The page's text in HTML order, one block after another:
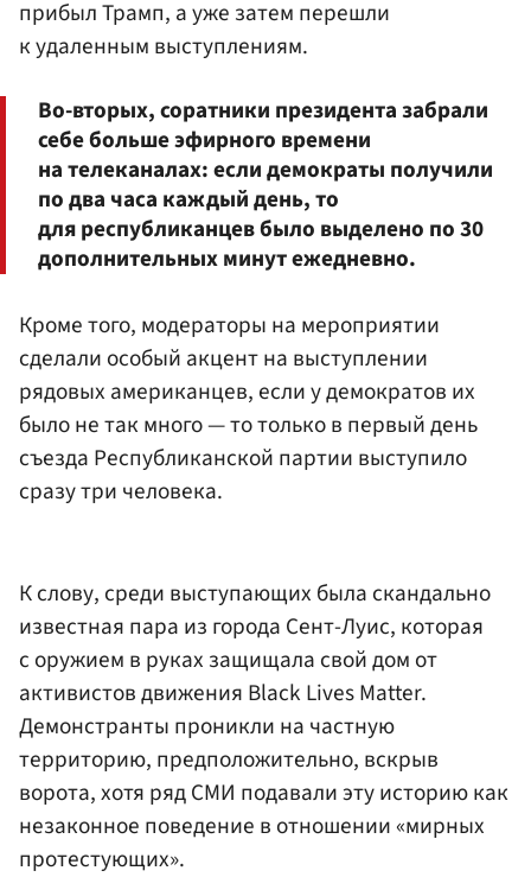
прибыл Трамп, а уже затем перешли
к удаленным выступлениям.
Во-вторых, соратники президента забрали
себе больше эфирного времени
на телеканалах: если демократы получили
по два часа каждый день, то
для республиканцев было выделено по 30
дополнительных минут ежедневно.
Кроме того, модераторы на мероприятии
сделали особый акцент на выступлении
рядовых американцев, если у демократов их
было не так много — то только в первый день
съезда Республиканской партии выступило
сразу три человека.
К слову, среди выступающих была скандально
известная пара из города Сент-Луис, которая
с оружием в руках защищала свой дом от
активистов движения Black Lives Matter.
Демонстранты проникли на частную
территорию, предположительно, вскрыв
ворота, хотя ряд СМИ подавали эту историю как
незаконное поведение в отношении «мирных
протестующих».